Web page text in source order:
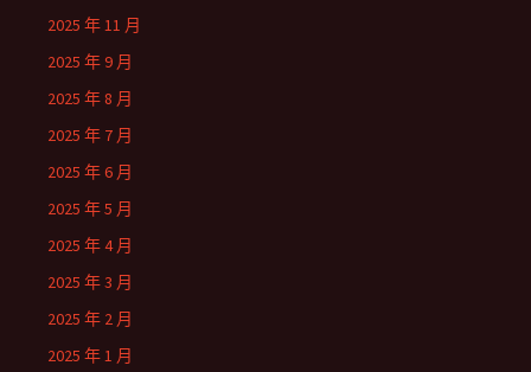
2025 年 11 月
2025 年 9 月
2025 年 8 月
2025 年 7 月
2025 年 6 月
2025 年 5 月
2025 年 4 月
2025 年 3 月
2025 年 2 月
2025 年 1 月